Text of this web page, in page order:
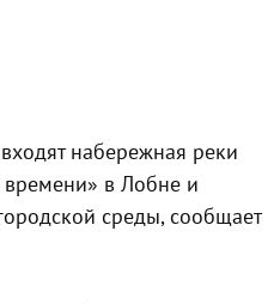
набережная реки
времени» в Лобне и
среды, сообщает